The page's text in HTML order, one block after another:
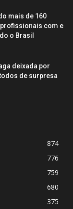
mais de 160
com e
o Brasil
deixada por
de surpresa
874
776
759
680
375